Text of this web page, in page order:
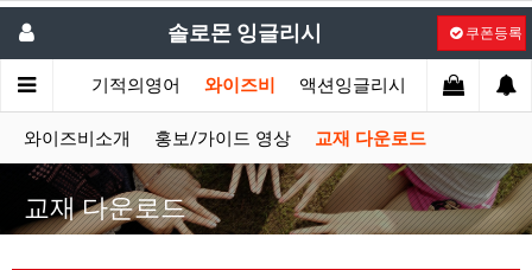
솔로몬 잉글리시 쿠폰등록
대영어 기적의영어 와이즈비 액션잉글리시 싱어롱/기타
와이즈비소개 홍보/가이드 영상 교재 다운로드
교재 다운로드